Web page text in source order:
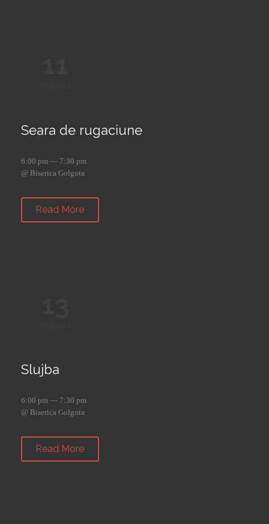
Seara de rugaciune
6:00 pm — 7:30 pm
@ Biserica Golgota
Read More
Slujba
6:00 pm — 7:30 pm
@ Biserica Golgota
Read More